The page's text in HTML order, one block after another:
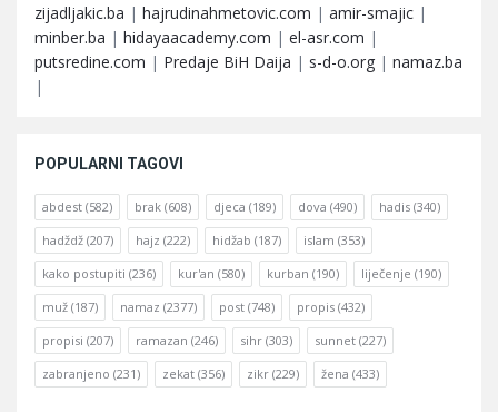
zijadljakic.ba | hajrudinahmetovic.com | amir-smajic |
minber.ba | hidayaacademy.com | el-asr.com |
putsredine.com | Predaje BiH Daija | s-d-o.org | namaz.ba
|
POPULARNI TAGOVI
abdest (582) brak (608) djeca (189) dova (490) hadis (340)
hadždž (207) hajz (222) hidžab (187) islam (353)
kako postupiti (236) kur'an (580) kurban (190) liječenje (190)
muž (187) namaz (2377) post (748) propis (432)
propisi (207) ramazan (246) sihr (303) sunnet (227)
zabranjeno (231) zekat (356) zikr (229) žena (433)